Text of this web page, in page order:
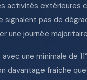
activités
pas de
une journée
une minimale de
davantage fraîche